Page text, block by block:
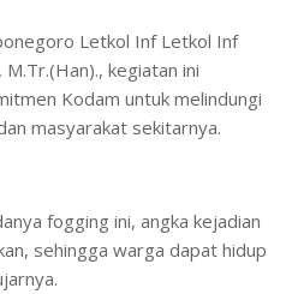
Letkol Inf Letkol Inf
M.Tr.(Han)., kegiatan ini
Kodam untuk melindungi
masyarakat sekitarnya.
fogging ini, angka kejadian
sehingga warga dapat hidup